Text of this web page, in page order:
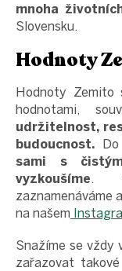
mnoha
Slovensku.
Hodnoty
Hodnoty Zemito
hodnotami,
udržitelnost,
budoucnost.
sami s
vyzkoušíme.
zaznamenáváme
na našem
Snažíme se vždy
zařazovat